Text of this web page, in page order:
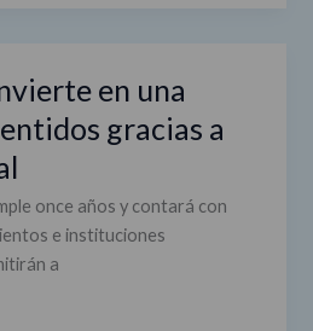
en una
gracias a
once años y contará con
e instituciones
a